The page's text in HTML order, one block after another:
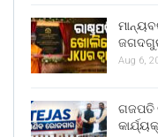
Aug 6,
ଗଜପତି